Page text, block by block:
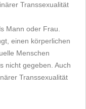
Transsexualität
Mann oder Frau.
einen körperlichen
Menschen
nicht gegeben. Auch
Transsexualität